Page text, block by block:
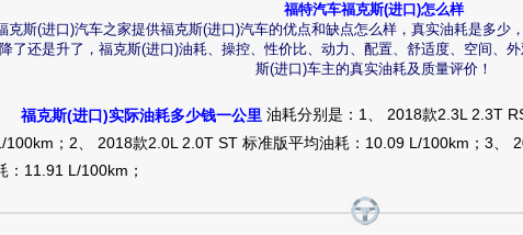
郑州：肌肉塑
06款的2.0手动福克斯开了4年，一直喜欢。因为后来路噪增大
题，卖出了小福，但对这款的总体操控能力和做工念念不忘。
手了。事隔几年新ST来了，在图片上看真的不错。几天前出差
发现是福克斯ST。近距离看，和普通福克斯没有太大区别，
有点窄，运动气质显然对不起这价位。当然可以设想，2.0t加
福克斯(进口)2013款 ST 2.0T 手动 标准版怎么样
宜
福特汽车福克斯(进口)怎么样
克斯(进口)汽车之家提供福克斯(进口)汽车的优点和缺点怎么样，真实油耗是多少
降了还是升了，福克斯(进口)油耗、操控、性价比、动力、配置、舒适度、空间、
斯(进口)车主的真实油耗及质量评价！
福克斯(进口)实际油耗多少钱一公里 油耗分别是：1、 2018款2.3L 2.3T
100km；2、 2018款2.0L 2.0T ST 标准版平均油耗：10.09 L/100km；3、
：11.91 L/100km；